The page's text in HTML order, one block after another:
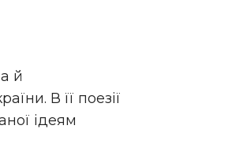
й
В її поезії
ідеям